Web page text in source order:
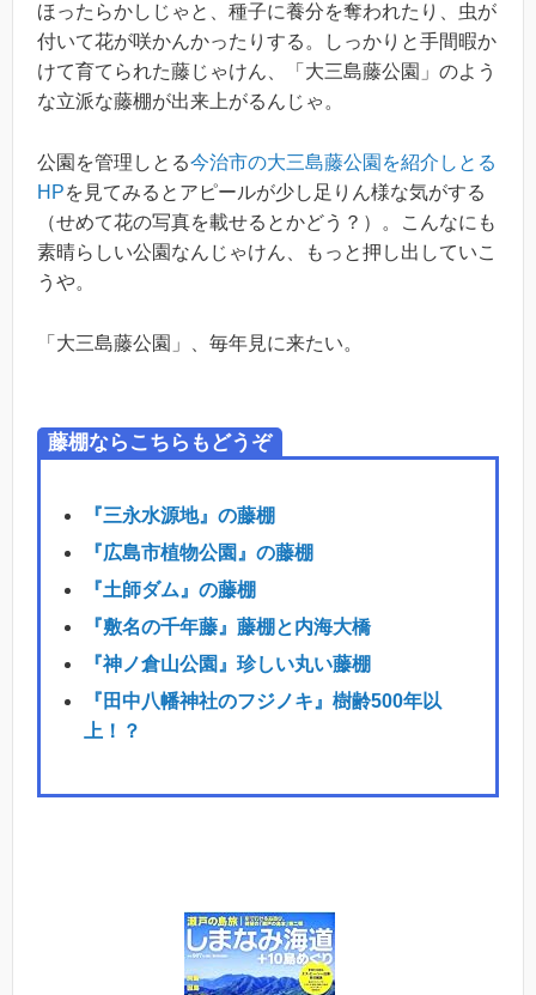
ほったらかしじゃと、種子に養分を奪われたり、虫が
付いて花が咲かんかったりする。しっかりと手間暇か
けて育てられた藤じゃけん、「大三島藤公園」のよう
な立派な藤棚が出来上がるんじゃ。
公園を管理しとる今治市の大三島藤公園を紹介しとる
HPを見てみるとアピールが少し足りん様な気がする
（せめて花の写真を載せるとかどう？）。こんなにも
素晴らしい公園なんじゃけん、もっと押し出していこ
うや。
「大三島藤公園」、毎年見に来たい。
藤棚ならこちらもどうぞ
『三永水源地』の藤棚
『広島市植物公園』の藤棚
『土師ダム』の藤棚
『敷名の千年藤』藤棚と内海大橋
『神ノ倉山公園』珍しい丸い藤棚
『田中八幡神社のフジノキ』樹齢500年以
上！？